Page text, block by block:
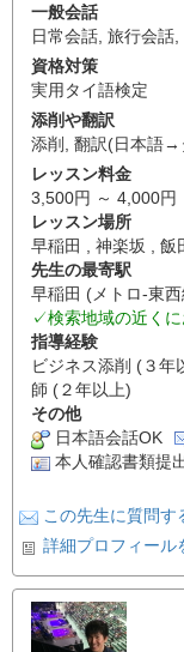
一般会話
日常会話, 旅行会話,
資格対策
実用タイ語検定
添削や翻訳
添削 , 翻訳(日本語→
レッスン料金
3,500円 ～ 4,000円
レッスン場所
早稲田 , 神楽坂 , 飯
先生の最寄駅
早稲田 (メトロ-東
✓検索地域の近く
指導経験
ビジネス添削 (３年
師 (２年以上)
その他
日本語会話OK
本人確認書類提
この先生に質問す
詳細プロフィール